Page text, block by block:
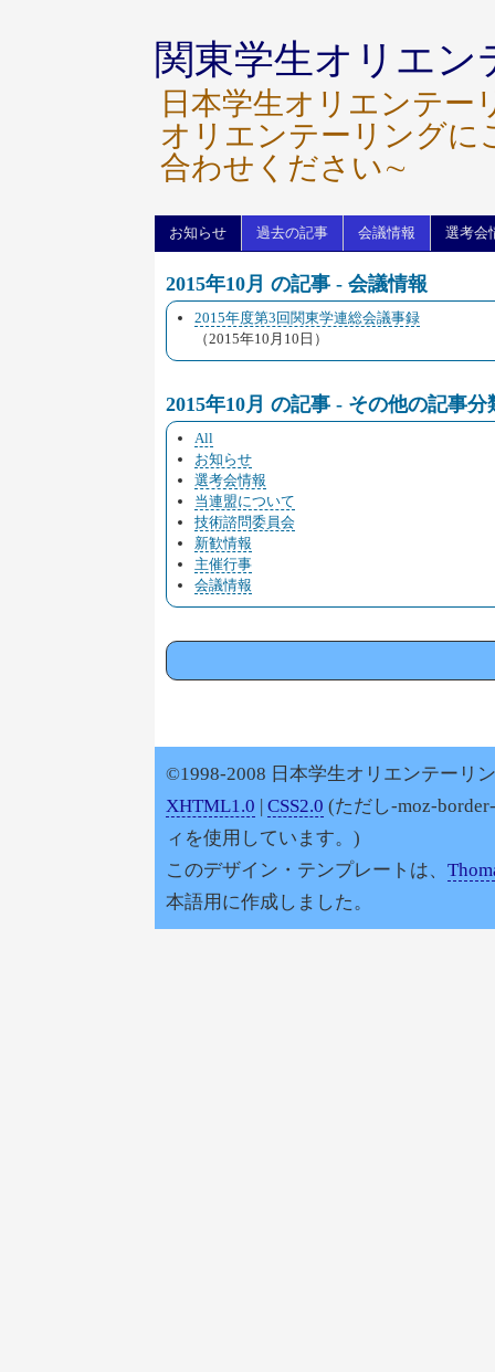
関東学生オリエン
日本学生オリエンテ
オリエンテーリングに
合わせください∼
お知らせ 過去の記事 会議情報 選考会
2015年10月 の記事 - 会議情報
2015年度第3回関東学連総会議事録
（2015年10月10日）
2015年10月 の記事 - その他の記事分
All
お知らせ
選考会情報
当連盟について
技術諮問委員会
新歓情報
主催行事
会議情報
©1998-2008 日本学生オリエンテーリ
XHTML1.0 | CSS2.0 (ただし-moz-
ィを使用しています。)
このデザイン・テンプレートは、
本語用に作成しました。